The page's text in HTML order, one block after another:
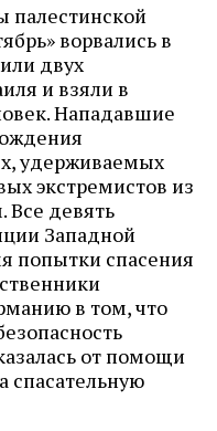
палестинской
ворвались в
двух
и взяли в
Нападавшие
удерживаемых
экстремистов из
Все девять
Западной
попытки спасения
в том, что
от помощи
спасательную